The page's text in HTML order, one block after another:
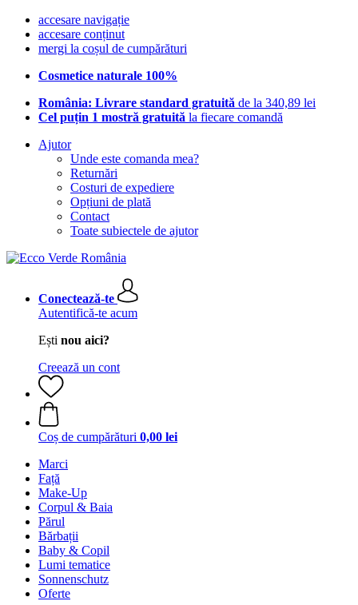
accesare navigație
accesare conținut
mergi la coșul de cumpărături
Cosmetice naturale 100%
România: Livrare standard gratuită de la 340,89 lei
Cel puțin 1 mostră gratuită la fiecare comandă
Ajutor
Unde este comanda mea?
Returnări
Costuri de expediere
Opțiuni de plată
Contact
Toate subiectele de ajutor
Conectează-te
Autentifică-te acum
Ești nou aici?
Creează un cont
Coș de cumpărături 0,00 lei
Marci
Față
Make-Up
Corpul & Baia
Părul
Bărbații
Baby & Copil
Lumi tematice
Sonnenschutz
Oferte